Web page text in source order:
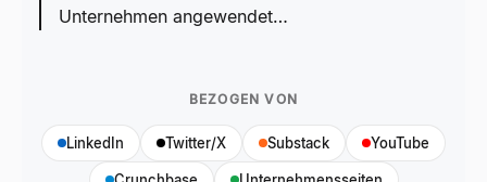
Unternehmen angewendet…
BEZOGEN VON
LinkedIn Twitter/X Substack YouTube